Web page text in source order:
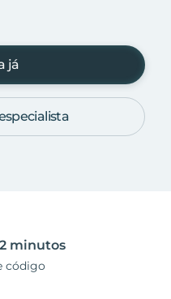
já
minutos
código